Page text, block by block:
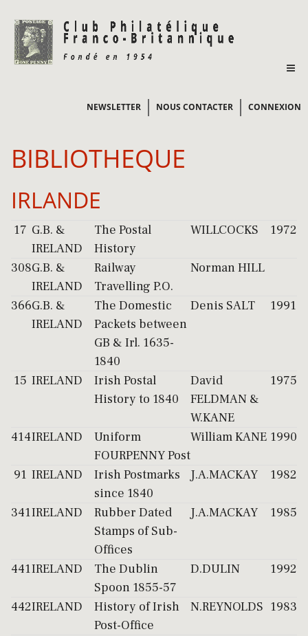
NEWSLETTER NOUS CONTACTER CONNEXION
BIBLIOTHEQUE
IRLANDE
17 G.B. &
IRELAND
The Postal
History
WILLCOCKS 1972
308G.B. &
IRELAND
Railway
Travelling P.O.
Norman HILL
366G.B. &
IRELAND
The Domestic
Packets between
GB & Irl. 1635-
1840
Denis SALT 1991
15 IRELAND
Irish Postal
History to 1840
David
FELDMAN &
W.KANE
1975
414IRELAND
Uniform
FOURPENNY Post
William KANE 1990
91 IRELAND
Irish Postmarks
since 1840
J.A.MACKAY 1982
341IRELAND
Rubber Dated
Stamps of Sub-
Offices
J.A.MACKAY 1985
441IRELAND
The Dublin
Spoon 1855-57
D.DULIN 1992
442IRELAND
History of Irish
Post-Office
N.REYNOLDS 1983